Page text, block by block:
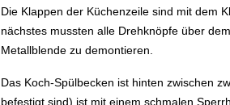
Die Klappen der Küchenzeile sind mit dem
nächstes mussten alle Drehknöpfe über
Metallblende zu demontieren.
Das Koch-Spülbecken ist hinten zwischen
befestigt sind) ist mit einem schmalen